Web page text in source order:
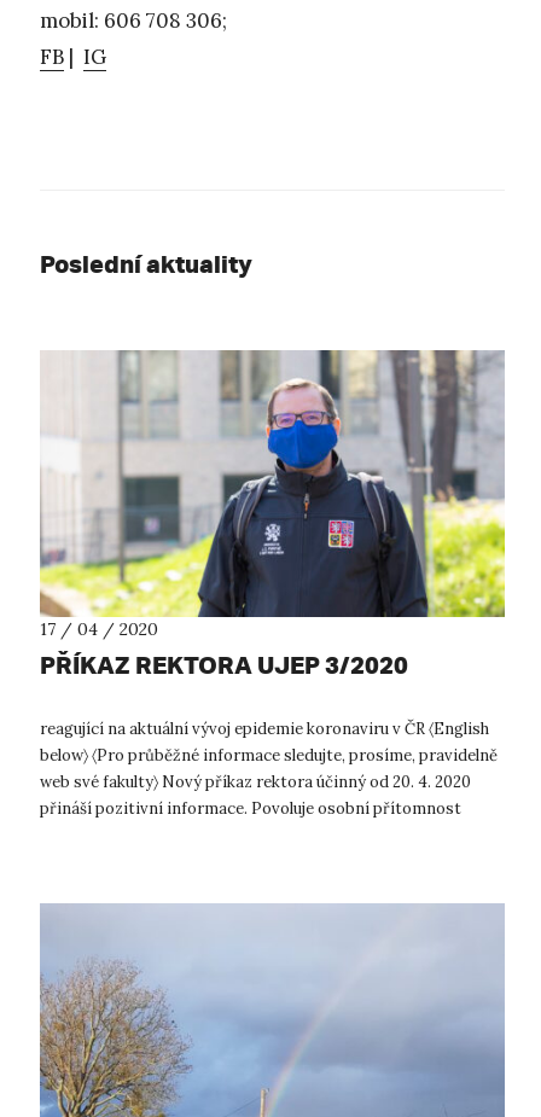
mobil: 606 708 306;
FB | IG
Poslední aktuality
17 / 04 / 2020
PŘÍKAZ REKTORA UJEP 3/2020
reagující na aktuální vývoj epidemie koronaviru v ČR 〈English
below〉 〈Pro průběžné informace sledujte, prosíme, pravidelně
web své fakulty〉 Nový příkaz rektora účinný od 20. 4. 2020
přináší pozitivní informace. Povoluje osobní přítomnost